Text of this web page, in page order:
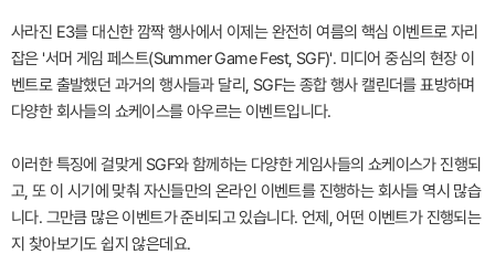
사라진 E3를 대신한 깜짝 행사에서 이제는 완전히 여름의 핵심 이벤트로 자리
잡은 '서머 게임 페스트(Summer Game Fest, SGF)'. 미디어 중심의 현장 이
벤트로 출발했던 과거의 행사들과 달리, SGF는 종합 행사 캘린더를 표방하며
다양한 회사들의 쇼케이스를 아우르는 이벤트입니다.
이러한 특징에 걸맞게 SGF와 함께하는 다양한 게임사들의 쇼케이스가 진행되
고, 또 이 시기에 맞춰 자신들만의 온라인 이벤트를 진행하는 회사들 역시 많습
니다. 그만큼 많은 이벤트가 준비되고 있습니다. 언제, 어떤 이벤트가 진행되는
지 찾아보기도 쉽지 않은데요.